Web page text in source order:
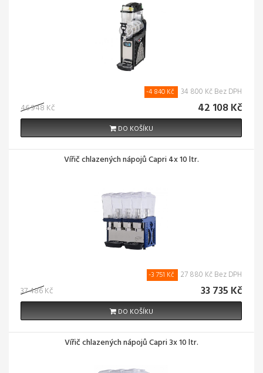
46 948 Kč
-4 840 Kč 34 800 Kč Bez DPH
42 108 Kč
DO KOŠÍKU
Vířič chlazených nápojů Capri 4x 10 ltr.
37 486 Kč
-3 751 Kč 27 880 Kč Bez DPH
33 735 Kč
DO KOŠÍKU
Vířič chlazených nápojů Capri 3x 10 ltr.